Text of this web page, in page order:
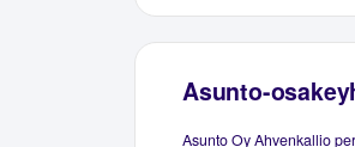
Asunto-
Asunto Oy Ahvenkallio